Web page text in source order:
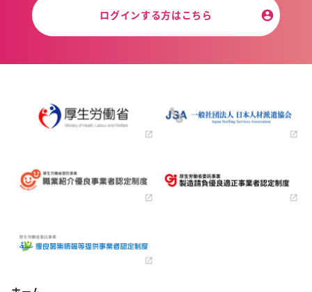
ログインする方はこちら